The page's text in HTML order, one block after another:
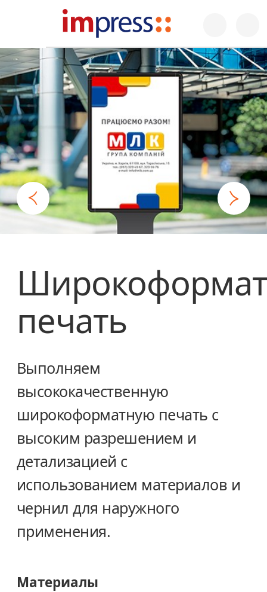
печать
Выполняем
высококачественную
широкоформатную печать с
высоким разрешением и
детализацией с
использованием материалов и
чернил для наружного
применения.
Материалы